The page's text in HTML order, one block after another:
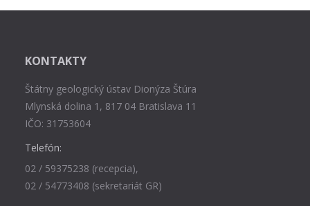
KONTAKTY
Štátny geologický ústav Dionýza Štúra
Mlynská dolina 1, 817 04 Bratislava 11
IČO: 31753604
Telefón:
02 / 59375238 (recepcia),
02 / 54773408 (sekretariát GR)